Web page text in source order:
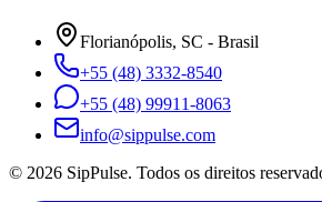
Florianópolis, SC - Brasil
+55 (48) 3332-8540
+55 (48) 99911-8063
info@sippulse.com
© 2026 SipPulse. Todos os direitos